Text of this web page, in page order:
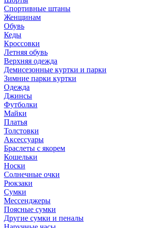
Спортивные штаны
Женщинам
Обувь
Кеды
Кроссовки
Летняя обувь
Верхняя одежда
Демисезонные куртки и парки
Зимние парки куртки
Одежда
Джинсы
Футболки
Майки
Платья
Толстовки
Аксессуары
Браслеты с якорем
Кошельки
Носки
Солнечные очки
Рюкзаки
Сумки
Мессенджеры
Поясные сумки
Другие сумки и пеналы